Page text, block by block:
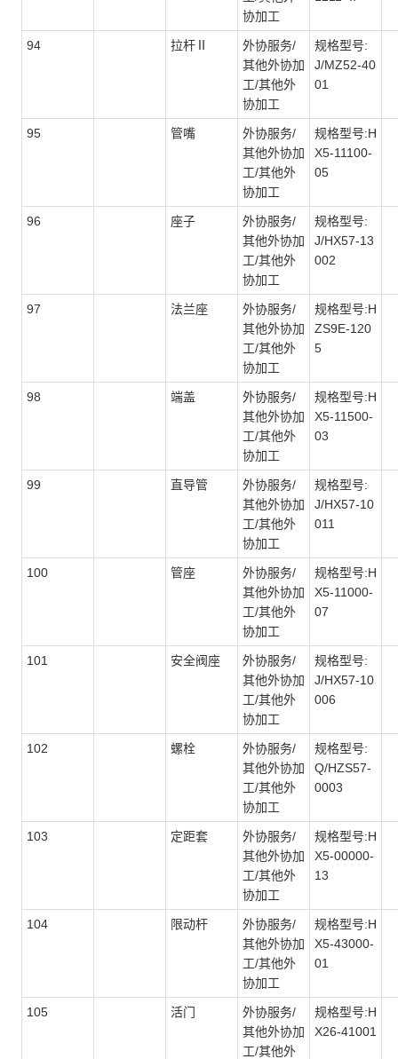
协加工
94 拉杆Ⅱ
外协服务/
其他外协加
工/其他外
协加工
规格型号:
J/MZ52-40
01
95 管嘴
外协服务/
其他外协加
工/其他外
协加工
规格型号:H
X5-11100-
05
96 座子
外协服务/
其他外协加
工/其他外
协加工
规格型号:
J/HX57-13
002
97 法兰座
外协服务/
其他外协加
工/其他外
协加工
规格型号:H
ZS9E-120
5
98 端盖
外协服务/
其他外协加
工/其他外
协加工
规格型号:H
X5-11500-
03
99 直导管
外协服务/
其他外协加
工/其他外
协加工
规格型号:
J/HX57-10
011
100 管座
外协服务/
其他外协加
工/其他外
协加工
规格型号:H
X5-11000-
07
101 安全阀座
外协服务/
其他外协加
工/其他外
协加工
规格型号:
J/HX57-10
006
102 螺栓
外协服务/
其他外协加
工/其他外
协加工
规格型号:
Q/HZS57-
0003
103 定距套
外协服务/
其他外协加
工/其他外
协加工
规格型号:H
X5-00000-
13
104 限动杆
外协服务/
其他外协加
工/其他外
协加工
规格型号:H
X5-43000-
01
105 活门
外协服务/
其他外协加
工/其他外
规格型号:H
X26-41001